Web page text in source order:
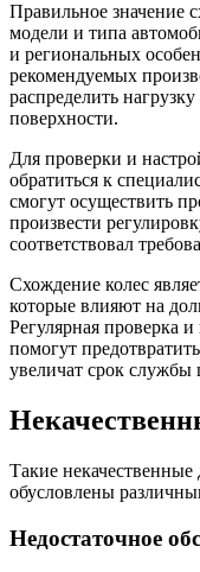
Правильное значение
модели и типа
и региональных
рекомендуемых
распределить
поверхности.
Для проверки и
обратиться к
смогут осуществить
произвести
соответствовал
Схождение колес
которые влияют на
Регулярная проверка
помогут
увеличат срок
Такие
обусловлены
Недостаточное